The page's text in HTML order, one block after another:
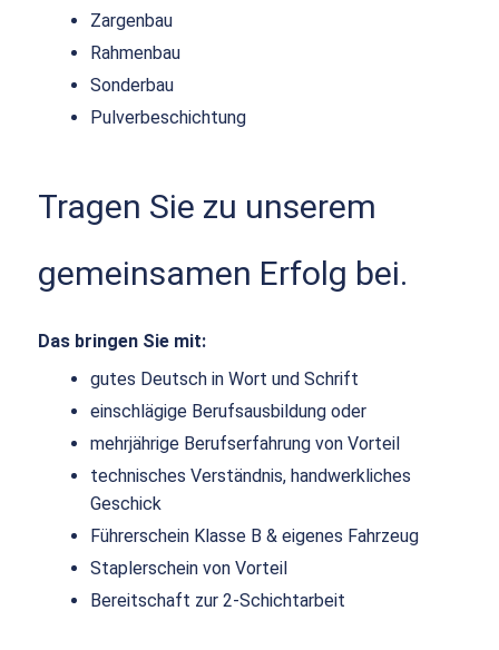
Zargenbau
Rahmenbau
Sonderbau
Pulverbeschichtung
Tragen Sie zu unserem
gemeinsamen Erfolg bei.
Das bringen Sie mit:
gutes Deutsch in Wort und Schrift
einschlägige Berufsausbildung oder
mehrjährige Berufserfahrung von Vorteil
technisches Verständnis, handwerkliches
Geschick
Führerschein Klasse B & eigenes Fahrzeug
Staplerschein von Vorteil
Bereitschaft zur 2-Schichtarbeit